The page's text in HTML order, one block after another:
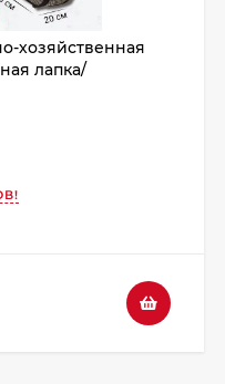
хозяйственная
лапка/